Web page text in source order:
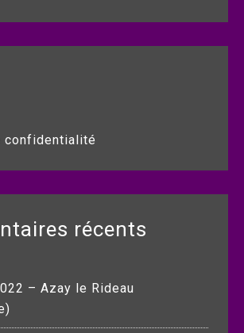
confidentialité
récents
– Azay le Rideau